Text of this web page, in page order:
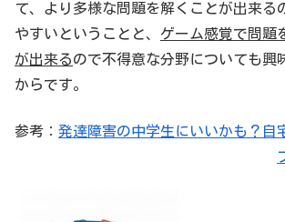
て、より多様な問題を解くことが出来る
やすいということと、 ゲーム感覚で問題
が出来るので不得意な分野についても興
からです。
参考： 発達障害の中学生にいいかも？自